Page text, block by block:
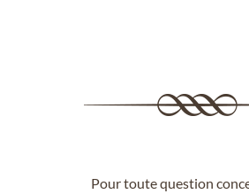
Pour toute question